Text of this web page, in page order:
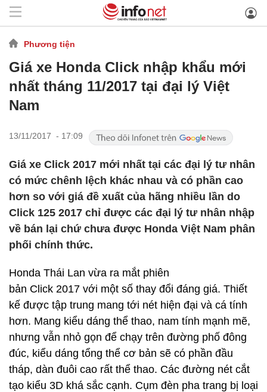
Phương tiện
Giá xe Honda Click nhập khẩu mới
nhất tháng 11/2017 tại đại lý Việt
Nam
13/11/2017 - 17:09
Giá xe Click 2017 mới nhất tại các đại lý tư nhân
có mức chênh lệch khác nhau và có phần cao
hơn so với giá đề xuất của hãng nhiều lần do
Click 125 2017 chỉ được các đại lý tư nhân nhập
về bán lại chứ chưa được Honda Việt Nam phân
phối chính thức.
Honda Thái Lan vừa ra mắt phiên
bản Click 2017 với một số thay đổi đáng giá. Thiết
kế được tập trung mang tới nét hiện đại và cá tính
hơn. Mang kiểu dáng thể thao, nam tính mạnh mẽ,
nhưng vẫn nhỏ gọn để chạy trên đường phố đông
đúc, kiểu dáng tổng thể cơ bản sẽ có phần đầu
tháp, dàn đuôi cao rất thể thao. Các đường nét cắt
tạo kiểu 3D khá sắc cạnh. Cụm đèn pha trang bị loại